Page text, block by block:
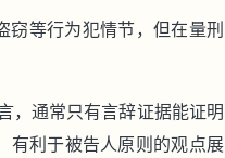
等行为犯情节，但在量刑
通常只有言辞证据能证明
有利于被告人原则的观点展